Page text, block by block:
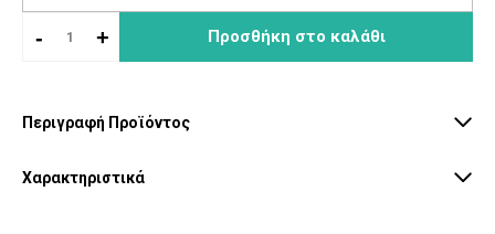
- + Προσθήκη στο καλάθι
Περιγραφή Προϊόντος
Χαρακτηριστικά